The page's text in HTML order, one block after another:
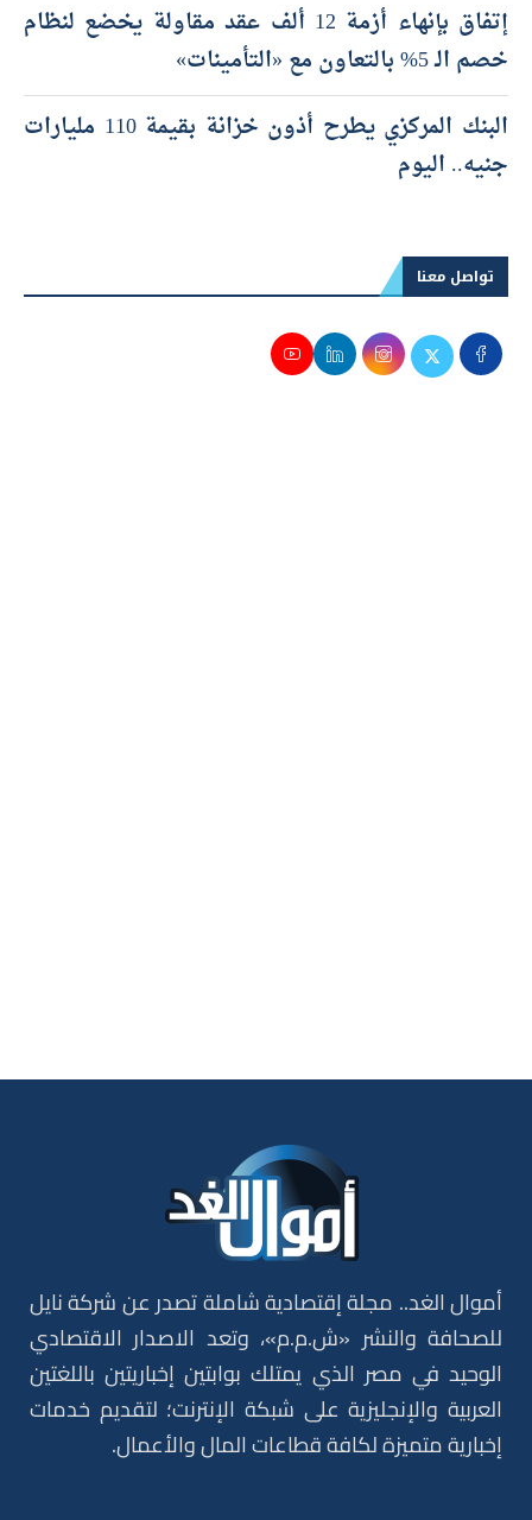
إتفاق بإنهاء أزمة 12 ألف عقد مقاولة يخضع لنظام
خصم الـ 5% بالتعاون مع «التأمينات»
البنك المركزي يطرح أذون خزانة بقيمة 110 مليارات
جنيه.. اليوم
تواصل معنا
أموال الغد.. مجلة إقتصادية شاملة تصدر عن شركة نايل
للصحافة والنشر «ش.م.م»، وتعد الاصدار الاقتصادي
الوحيد في مصر الذي يمتلك بوابتين إخباريتين باللغتين
العربية والإنجليزية على شبكة الإنترنت؛ لتقديم خدمات
إخبارية متميزة لكافة قطاعات المال والأعمال.